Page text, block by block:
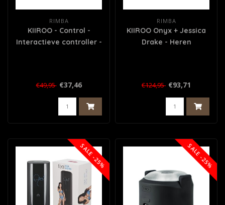
RIMBA
KIIROO - Control -
Interactieve controller -
€49,95 €37,46
RIMBA
KIIROO Onyx + Jessica
Drake - Heren
€124,95 €93,71
SALE -25% SALE -25%